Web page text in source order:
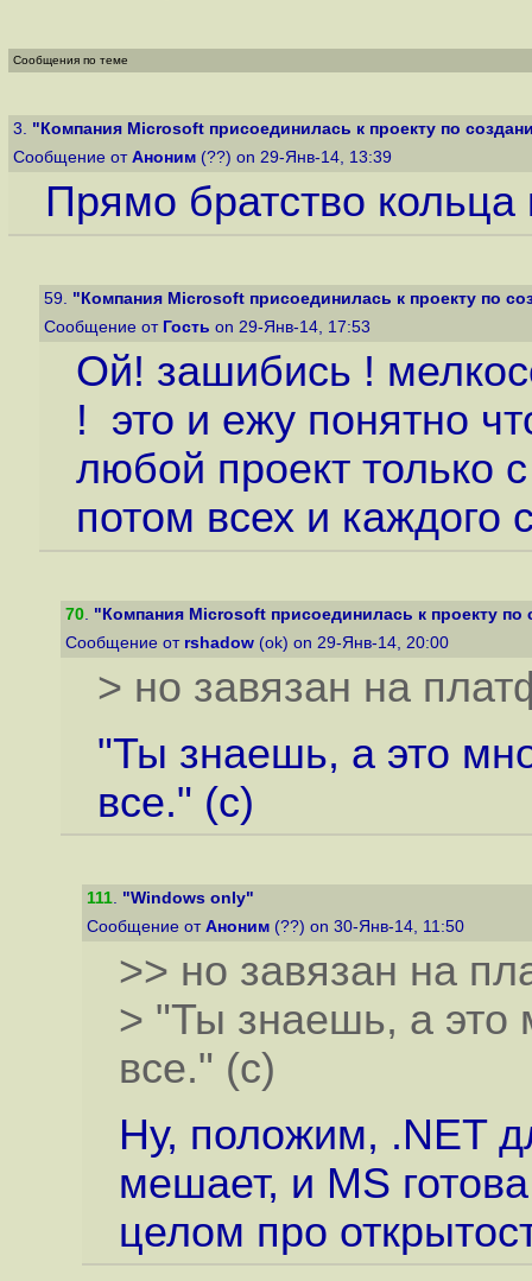
Сообщения по теме
3. "Компания Microsoft присоединилась к проекту по
Сообщение от Аноним (??) on 29-Янв-14, 13:39
Прямо братство кольца
59. "Компания Microsoft присоединилась к проекту по
Сообщение от Гость on 29-Янв-14, 17:53
Ой! зашибись !
! это и ежу понятно
любой проект только
потом всех и каждого
70. "Компания Microsoft присоединилась к проекту по
Сообщение от rshadow (ok) on 29-Янв-14, 20:00
> но завязан на
"Ты знаешь, а это
все." (с)
111. "Windows only"
Сообщение от Аноним (??) on 30-Янв-14, 11:50
>> но завязан на
> "Ты знаешь, а это
все." (с)
Ну, положим, .NET
мешает, и MS
целом про